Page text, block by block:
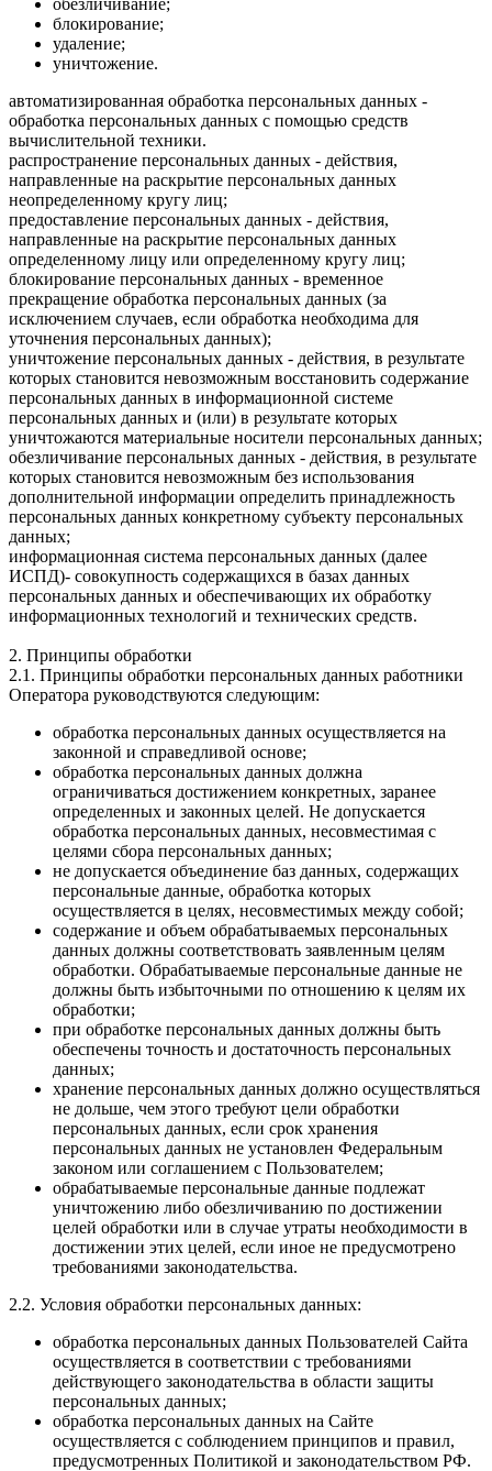
блокирование;
удаление;
уничтожение.
автоматизированная обработка персональных данных -
обработка персональных данных с помощью средств
вычислительной техники.
распространение персональных данных - действия,
направленные на раскрытие персональных данных
неопределенному кругу лиц;
предоставление персональных данных - действия,
направленные на раскрытие персональных данных
определенному лицу или определенному кругу лиц;
блокирование персональных данных - временное
прекращение обработка персональных данных (за
исключением случаев, если обработка необходима для
уточнения персональных данных);
уничтожение персональных данных - действия, в результате
которых становится невозможным восстановить содержание
персональных данных в информационной системе
персональных данных и (или) в результате которых
уничтожаются материальные носители персональных данных;
обезличивание персональных данных - действия, в результате
которых становится невозможным без использования
дополнительной информации определить принадлежность
персональных данных конкретному субъекту персональных
данных;
информационная система персональных данных (далее
ИСПД)- совокупность содержащихся в базах данных
персональных данных и обеспечивающих их обработку
информационных технологий и технических средств.
2. Принципы обработки
2.1. Принципы обработки персональных данных работники
Оператора руководствуются следующим:
обработка персональных данных осуществляется на
законной и справедливой основе;
обработка персональных данных должна
ограничиваться достижением конкретных, заранее
определенных и законных целей. Не допускается
обработка персональных данных, несовместимая с
целями сбора персональных данных;
не допускается объединение баз данных, содержащих
персональные данные, обработка которых
осуществляется в целях, несовместимых между собой;
содержание и объем обрабатываемых персональных
данных должны соответствовать заявленным целям
обработки. Обрабатываемые персональные данные не
должны быть избыточными по отношению к целям их
обработки;
при обработке персональных данных должны быть
обеспечены точность и достаточность персональных
данных;
хранение персональных данных должно осуществляться
не дольше, чем этого требуют цели обработки
персональных данных, если срок хранения
персональных данных не установлен Федеральным
законом или соглашением с Пользователем;
обрабатываемые персональные данные подлежат
уничтожению либо обезличиванию по достижении
целей обработки или в случае утраты необходимости в
достижении этих целей, если иное не предусмотрено
требованиями законодательства.
2.2. Условия обработки персональных данных:
обработка персональных данных Пользователей Сайта
осуществляется в соответствии с требованиями
действующего законодательства в области защиты
персональных данных;
обработка персональных данных на Сайте
осуществляется с соблюдением принципов и правил,
предусмотренных Политикой и законодательством РФ.